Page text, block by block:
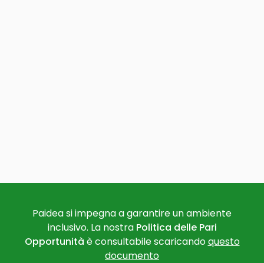
Paidea si impegna a garantire un ambiente
inclusivo. La nostra Politica delle Pari
Opportunità è consultabile scaricandoquesto
documento